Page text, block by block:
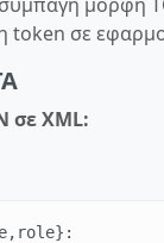
token σε
σε XML: